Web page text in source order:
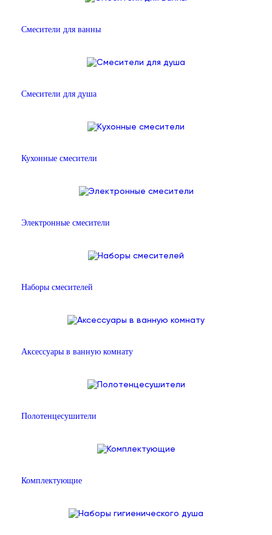
Смесители для ванны
Смесители для душа
Кухонные смесители
Электронные смесители
Наборы смесителей
Аксессуары в ванную комнату
Полотенцесушители
Комплектующие